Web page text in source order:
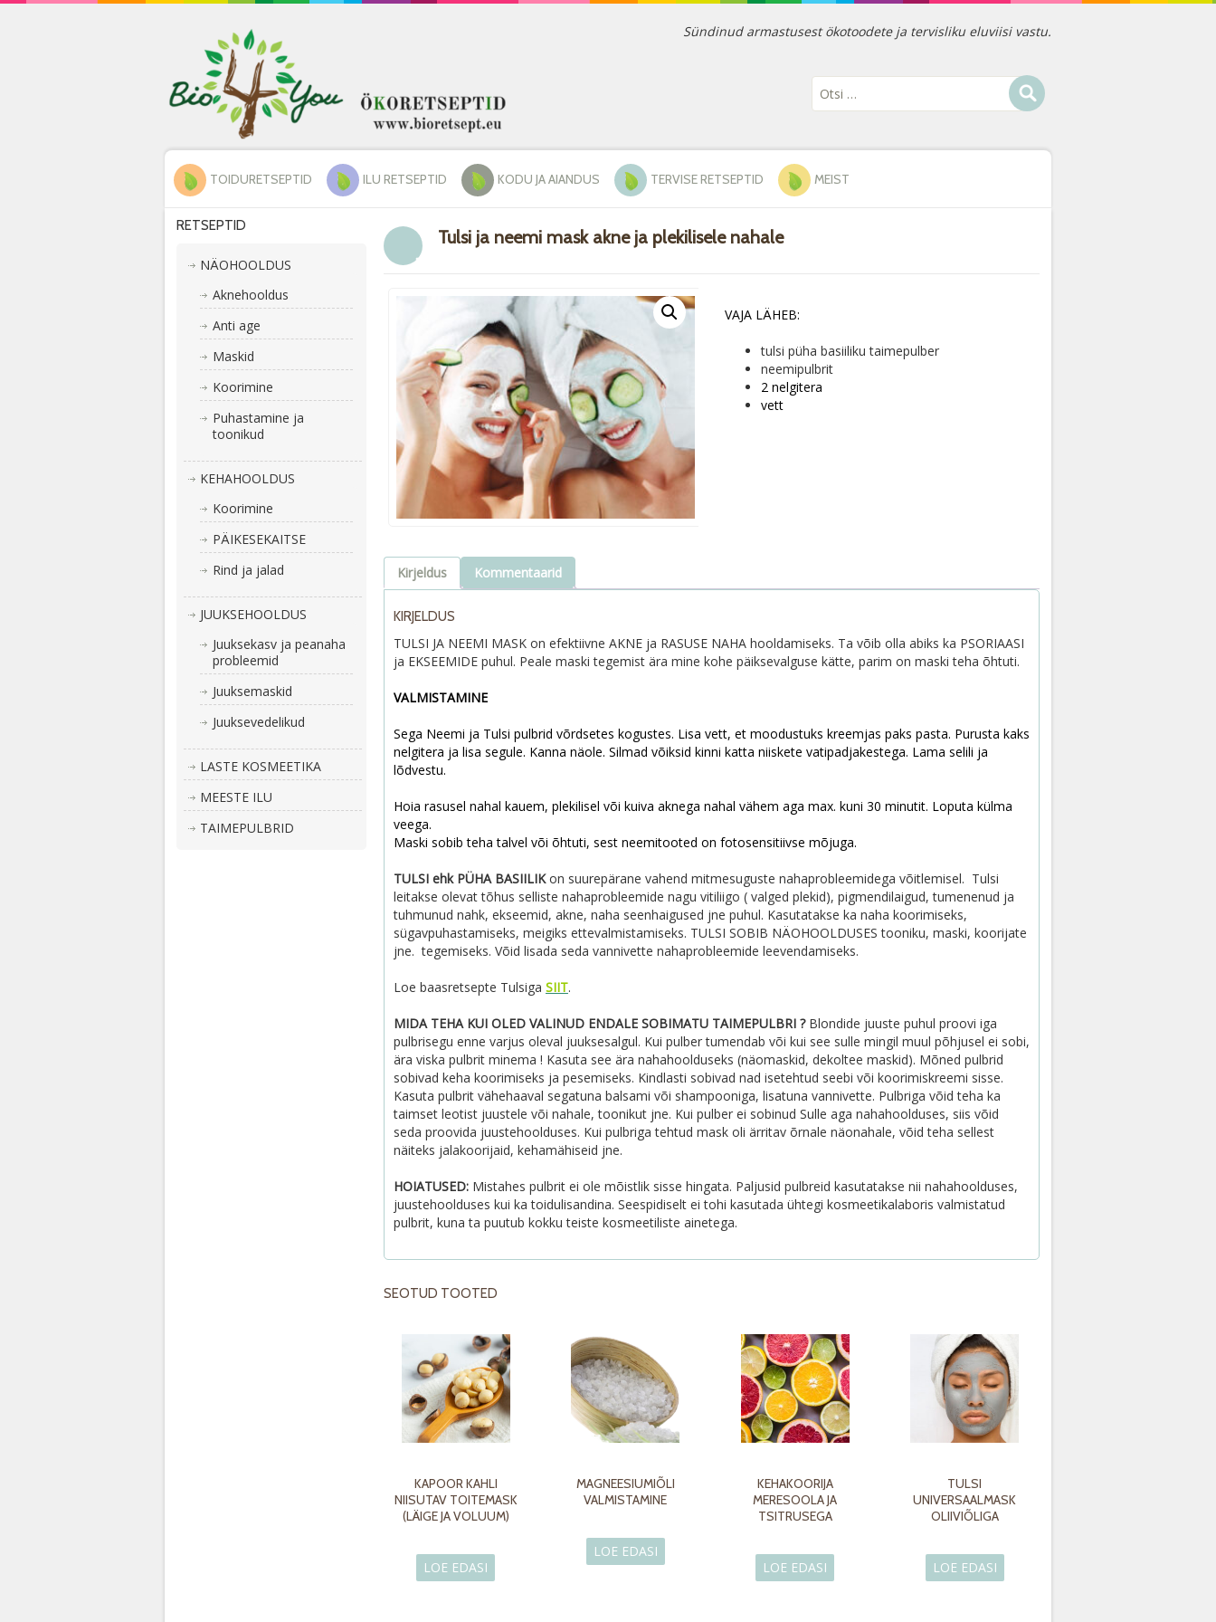
Sündinud armastusest ökotoodete ja tervisliku eluviisi vastu.
TOIDURETSEPTID ILU RETSEPTID KODU JA AIANDUS TERVISE RETSEPTID MEIST
Tulsi ja neemi mask akne ja plekilisele nahale
VAJA LÄHEB:
tulsi püha basiiliku taimepulber
neemipulbrit
2 nelgitera
vett
Kirjeldus Kommentaarid
KIRJELDUS
TULSI JA NEEMI MASK on efektiivne AKNE ja RASUSE NAHA hooldamiseks. Ta võib olla abiks ka PSORIAASI
ja EKSEEMIDE puhul. Peale maski tegemist ära mine kohe päiksevalguse kätte, parim on maski teha õhtuti.
VALMISTAMINE
Sega Neemi ja Tulsi pulbrid võrdsetes kogustes. Lisa vett, et moodustuks kreemjas paks pasta. Purusta kaks
nelgitera ja lisa segule. Kanna näole. Silmad võiksid kinni katta niiskete vatipadjakestega. Lama selili ja
lõdvestu.
Hoia rasusel nahal kauem, plekilisel või kuiva aknega nahal vähem aga max. kuni 30 minutit. Loputa külma
veega.
Maski sobib teha talvel või õhtuti, sest neemitooted on fotosensitiivse mõjuga.
TULSI ehk PÜHA BASIILIKon suurepärane vahend mitmesuguste nahaprobleemidega võitlemisel. Tulsi
leitakse olevat tõhus selliste nahaprobleemide nagu vitiliigo ( valged plekid), pigmendilaigud, tumenenud ja
tuhmunud nahk, ekseemid, akne, naha seenhaigused jne puhul. Kasutatakse ka naha koorimiseks,
sügavpuhastamiseks, meigiks ettevalmistamiseks. TULSI SOBIB NÄOHOOLDUSES tooniku, maski, koorijate
jne. tegemiseks. Võid lisada seda vannivette nahaprobleemide leevendamiseks.
Loe baasretsepte Tulsiga SIIT.
MIDA TEHA KUI OLED VALINUD ENDALE SOBIMATU TAIMEPULBRI ?Blondide juuste puhul proovi iga
pulbrisegu enne varjus oleval juuksesalgul. Kui pulber tumendab või kui see sulle mingil muul põhjusel ei sobi,
ära viska pulbrit minema ! Kasuta see ära nahahoolduseks (näomaskid, dekoltee maskid). Mõned pulbrid
sobivad keha koorimiseks ja pesemiseks. Kindlasti sobivad nad isetehtud seebi või koorimiskreemi sisse.
Kasuta pulbrit vähehaaval segatuna balsami või shampooniga, lisatuna vannivette. Pulbriga võid teha ka
taimset leotist juustele või nahale, toonikut jne. Kui pulber ei sobinud Sulle aga nahahoolduses, siis võid
seda proovida juustehoolduses. Kui pulbriga tehtud mask oli ärritav õrnale näonahale, võid teha sellest
näiteks jalakoorijaid, kehamähiseid jne.
HOIATUSED:Mistahes pulbrit ei ole mõistlik sisse hingata. Paljusid pulbreid kasutatakse nii nahahoolduses,
juustehoolduses kui ka toidulisandina. Seespidiselt ei tohi kasutada ühtegi kosmeetikalaboris valmistatud
pulbrit, kuna ta puutub kokku teiste kosmeetiliste ainetega.
SEOTUD TOOTED
KAPOOR KAHLI
NIISUTAV TOITEMASK
(LÄIGE JA VOLUUM)
LOE EDASI
MAGNEESIUMIÕLI
VALMISTAMINE
LOE EDASI
KEHAKOORIJA
MERESOOLA JA
TSITRUSEGA
LOE EDASI
TULSI
UNIVERSAALMASK
OLIIVIÕLIGA
LOE EDASI
RETSEPTID
NÄOHOOLDUS
Aknehooldus
Anti age
Maskid
Koorimine
Puhastamine ja
toonikud
KEHAHOOLDUS
Koorimine
PÄIKESEKAITSE
Rind ja jalad
JUUKSEHOOLDUS
Juuksekasv ja peanaha
probleemid
Juuksemaskid
Juuksevedelikud
LASTE KOSMEETIKA
MEESTE ILU
TAIMEPULBRID